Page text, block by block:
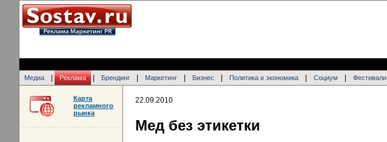
Медиа Реклама Брендинг Маркетинг Бизнес Политика и экономика Социум Фестивали
22.09.2010
Мед без этикетки
Карта
рекламного
рынка